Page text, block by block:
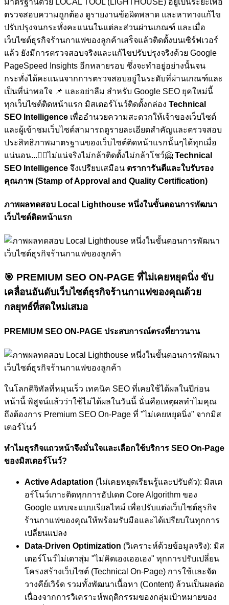
ตรวจสอบความถูกต้อง ดูรายงานข้อผิดพลาด และหาทางแก้ไข
ปรับปรุงจนกระทั่งคะแนนในแต่ละส่วนผ่านเกณฑ์ และเมื่อ
เว็บไซต์ธุรกิจร้านกาแฟของลูกค้าเสร็จแล้วติดตั้งบนเซิร์ฟเวอร์
แล้ว ยังมีการตรวจสอบจริงและแก้ไขปรับปรุงจริงด้วย Google
PageSpeed Insights อีกหลายรอบ ซึ่งจะทำอยู่อย่างนั้นจน
กระทั่งได้คะแนนจากการตรวจสอบอยู่ในระดับที่ผ่านเกณฑ์และ
เป็นที่น่าพอใจ 📌 และอย่าลืม สำหรับ Google SEO ยุคใหม่นี้
ทุกเว็บไซต์ติดหน้าแรก มิสเตอร์โนว์ติดตั้งกล่อง Technical
SEO Intelligence เพื่ออำนวยความสะดวกให้เจ้าของเว็บไซต์
และผู้เข้าชมเว็บไซต์สามารถดูรายละเอียดสำคัญและตรวจสอบ
ประสิทธิภาพมาตรฐานของเว็บไซต์ติดหน้าแรกนั้นๆได้ทุกเมื่อ
แน่นอน...🏋🏼ไม่แน่จริงไม่กล้าติดตั้งไม่กล้าโชว์🤗 Technical
SEO Intelligence จึงเปรียบเสมือน ตราการันตีและใบรับรอง
คุณภาพ (Stamp of Approval and Quality Certification)
ภาพผลทดสอบ Local Lighthouse หนึ่งในขั้นตอนการพัฒนา
เว็บไซต์ติดหน้าแรก
🎯 PREMIUM SEO ON-PAGE ที่ไม่เคยหยุดนิ่ง ขับ
เคลื่อนอันดับเว็บไซต์ธุรกิจร้านกาแฟของคุณด้วย
กลยุทธ์ที่สดใหม่เสมอ
PREMIUM SEO ON-PAGE ประสบการณ์ตรงที่ยาวนาน
ในโลกดิจิทัลที่หมุนเร็ว เทคนิค SEO ที่เคยใช้ได้ผลในปีก่อน
หน้านี้ พิสูจน์แล้วว่าใช้ไม่ได้ผลในวันนี้ นั่นคือเหตุผลทำไมคุณ
ถึงต้องการ Premium SEO On-Page ที่ "ไม่เคยหยุดนิ่ง" จากมิส
เตอร์โนว์
ทำไมธุรกิจแถวหน้าจึงมั่นใจและเลือกใช้บริการ SEO On-Page
ของมิสเตอร์โนว์?
Active Adaptation (ไม่เคยหยุดเรียนรู้และปรับตัว): มิสเต
อร์โนว์เกาะติดทุกการอัปเดต Core Algorithm ของ
Google แทบจะแบบเรียลไทม์ เพื่อปรับแต่งเว็บไซต์ธุรกิจ
ร้านกาแฟของคุณให้พร้อมรับมือและได้เปรียบในทุกการ
เปลี่ยนแปลง
Data-Driven Optimization (วิเคราะห์ด้วยข้อมูลจริง): มิส
เตอร์โนว์ไม่เดาสุ่ม "ไม่คิดเองเออเอง" ทุกการปรับเปลี่ยน
โครงสร้างเว็บไซต์ (Technical On-Page) การใช้และจัด
วางคีย์เวิร์ด รวมทั้งพัฒนาเนื้อหา (Content) ล้วนเป็นผลต่อ
เนื่องจากการวิเคราะห์พฤติกรรมของกลุ่มเป้าหมายของ